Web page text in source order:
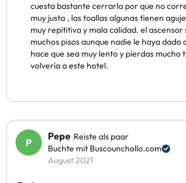
cuesta bastante cerrarla por que no
muy justa , las toallas algunas tienen
muy repititiva y mala calidad. el ascensor
muchos pisos aunque nadie le haya dado
hace que sea muy lento y pierdas mucho
volvería a este hotel.
Pepe Reiste als paar
Buchte mit Buscounchollo.com
August 2021